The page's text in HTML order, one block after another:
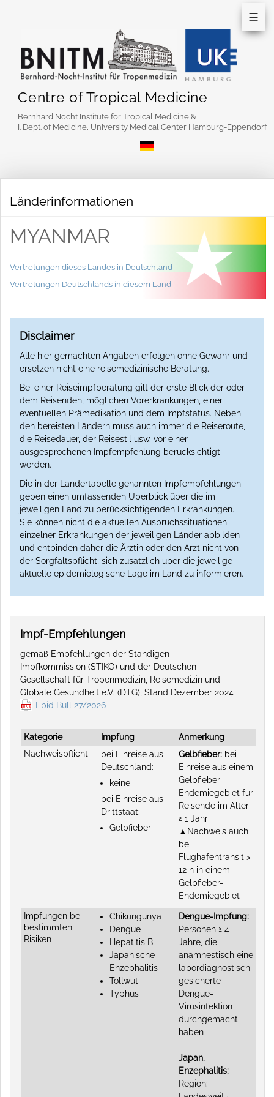
Centre of Tropical Medicine
Bernhard Nocht Institute for Tropical Medicine &
I. Dept. of Medicine, University Medical Center Hamburg-Eppendorf
☰
Länderinformationen
MYANMAR
Vertretungen dieses Landes in Deutschland
Vertretungen Deutschlands in diesem Land
Disclaimer
Alle hier gemachten Angaben erfolgen ohne Gewähr und
ersetzen nicht eine reisemedizinische Beratung.
Bei einer Reiseimpfberatung gilt der erste Blick der oder
dem Reisenden, möglichen Vorerkrankungen, einer
eventuellen Prämedikation und dem Impfstatus. Neben
den bereisten Ländern muss auch immer die Reiseroute,
die Reisedauer, der Reisestil usw. vor einer
ausgesprochenen Impfempfehlung berücksichtigt
werden.
Die in der Ländertabelle genannten Impfempfehlungen
geben einen umfassenden Überblick über die im
jeweiligen Land zu berücksichtigenden Erkrankungen.
Sie können nicht die aktuellen Ausbruchssituationen
einzelner Erkrankungen der jeweiligen Länder abbilden
und entbinden daher die Ärztin oder den Arzt nicht von
der Sorgfaltspflicht, sich zusätzlich über die jeweilige
aktuelle epidemiologische Lage im Land zu informieren.
Impf-Empfehlungen
gemäß Empfehlungen der Ständigen
Impfkommission (STIKO) und der Deutschen
Gesellschaft für Tropenmedizin, Reisemedizin und
Globale Gesundheit e.V. (DTG), Stand Dezember 2024
Epid Bull 27/2026
Kategorie Impfung
Anmerkung
Nachweispflicht
bei Einreise aus
Deutschland:
keine
bei Einreise aus
Drittstaat:
Gelbfieber
Gelbfieber:bei
Einreise aus einem
Gelbfieber-
Endemiegebiet für
Reisende im Alter
≥ 1 Jahr
▲Nachweis auch
bei
Flughafentransit >
12 h in einem
Gelbfieber-
Endemiegebiet
Impfungen bei
bestimmten
Risiken
Chikungunya
Dengue
Hepatitis B
Japanische
Enzephalitis
Tollwut
Typhus
Dengue-Impfung:
Personen ≥ 4
Jahre, die
anamnestisch eine
labordiagnostisch
gesicherte
Dengue-
Virusinfektion
durchgemacht
haben
Japan.
Enzephalitis:
Region: